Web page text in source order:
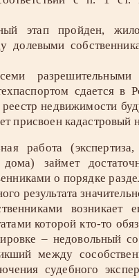
этап пройден,
долевыми
разрешительными
сдается в
недвижимости
присвоен кадастровый
работа
дома) займет
о порядке
результата
возникает
которой кто-то
– недовольный
между
судебного